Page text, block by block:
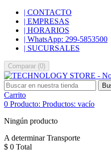
| CONTACTO
| EMPRESAS
| HORARIOS
| WhatsApp: 299-5853500
| SUCURSALES
Comparar (0)
Carrito
0 Producto: Productos: vacío
Ningún producto
A determinarTransporte
$ 0 Total